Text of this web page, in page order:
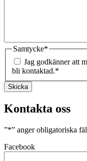
Samtycke*
Jag godkänner att
bli kontaktad.*
Skicka
Kontakta oss
”*” anger obligatoriska
Facebook